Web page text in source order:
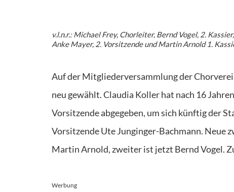
v.l.n.r.: Michael Frey, Chorleiter, Bernd Vogel, 2.
Anke Mayer, 2. Vorsitzende und Martin Arnold 1.
Auf der Mitgliederversammlung der
neu gewählt. Claudia Koller hat nach 16
Vorsitzende abgegeben, um sich künftig der
Vorsitzende Ute Junginger-Bachmann. Neue
Martin Arnold, zweiter ist jetzt Bernd Vogel.
Werbung